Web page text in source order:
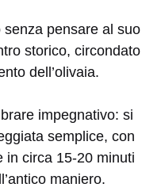
pensare al suo
storico, circondato
dell’olivaia.
impegnativo: si
semplice, con
in circa 15-20 minuti
maniero.